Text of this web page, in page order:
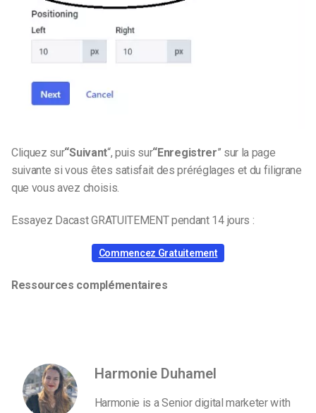
Cliquez sur“Suivant“, puis sur“Enregistrer” sur la page
suivante si vous êtes satisfait des préréglages et du filigrane
que vous avez choisis.
Essayez Dacast GRATUITEMENT pendant 14 jours :
Commencez Gratuitement
Ressources complémentaires
Harmonie Duhamel
Harmonie is a Senior digital marketer with